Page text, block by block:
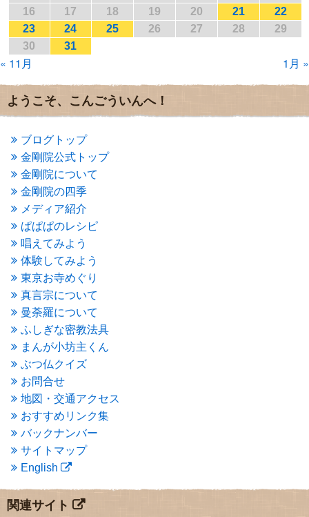
2017年1月(2)
2016年12月(4)
2016年11月(3)
2016年10月(1)
2016年9月
2016年6月
(2)
2016年5月(3)
2016年4月
(4)
2016年3月(4)
2016年2月(5)
2016年1月(3)
2015年12月(6)
2015年11月(4)
2015年10月
(4)
2015年9月
(3)
2015年8月(4)
2015年7月(4)
2015年6月(3)
2015年5月(1)
2015年4月(1)
(3)
2015年2月(3)
2015年1月(1)
2014年12月 (2)
2014年9月
2014年5月(1)
2014年4月 (4)
2014年1月 (1)
2013年11月(4)
2013年10月 (2)
2013年9月(4)
2013年7月
(7)
2013年6月 (6)
16 17 18 19 20 21
22
23
24 25 26 27 28
29
30
31
« 11月 1月 »
ようこそ、こんごういんへ！
ブログトップ
金剛院公式トップ
金剛院について
金剛院の四季
メディア紹介
ぱぱぱのレシピ
唱えてみよう
体験してみよう
東京お寺めぐり
真言宗について
曼荼羅について
ふしぎな密教法具
まんが小坊主くん
ぶつ仏クイズ
お問合せ
地図・交通アクセス
おすすめリンク集
バックナンバー
サイトマップ
English
関連サイト